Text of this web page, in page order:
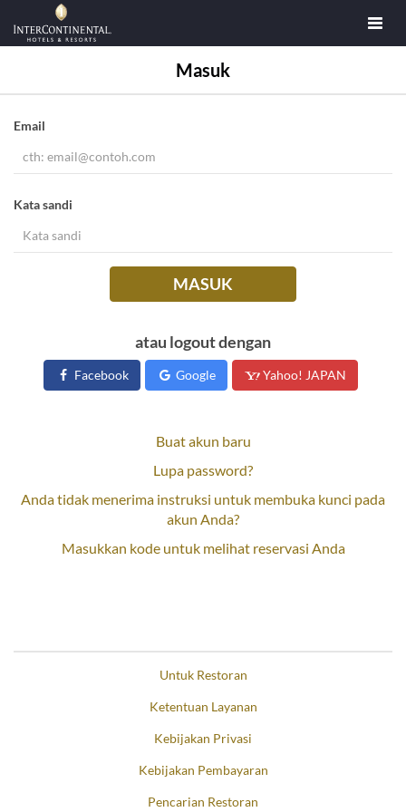
Masuk
Email
Kata sandi
MASUK
atau logout dengan
Facebook Google Yahoo! JAPAN
Buat akun baru
Lupa password?
Anda tidak menerima instruksi untuk membuka kunci pada
akun Anda?
Masukkan kode untuk melihat reservasi Anda
Untuk Restoran
Ketentuan Layanan
Kebijakan Privasi
Kebijakan Pembayaran
Pencarian Restoran